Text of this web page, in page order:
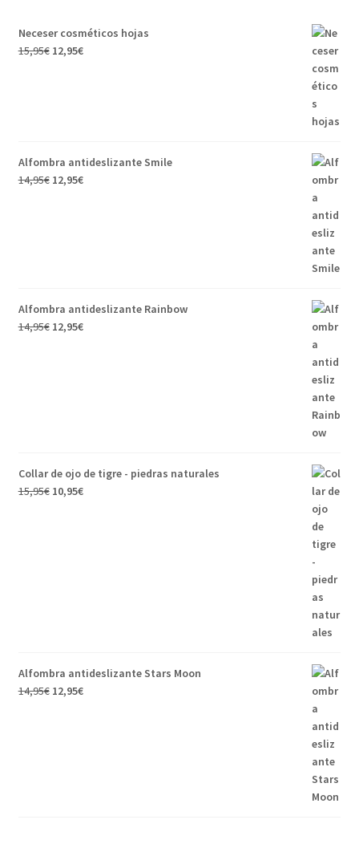
Neceser cosméticos hojas
15,95€ 12,95€
Alfombra antideslizante Smile
14,95€ 12,95€
Alfombra antideslizante Rainbow
14,95€ 12,95€
Collar de ojo de tigre - piedras naturales
15,95€ 10,95€
Alfombra antideslizante Stars Moon
14,95€ 12,95€